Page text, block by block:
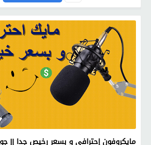
مايكروفون إحترافي و بسعر رخيص جدا ||